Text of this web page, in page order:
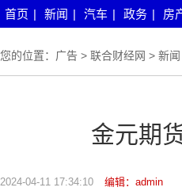
首页 | 新闻 | 汽车 | 政务 | 房
您的位置： 广告 > 联合财经网 > 新闻
金元期
2024-04-11 17:34:10 编辑：admin